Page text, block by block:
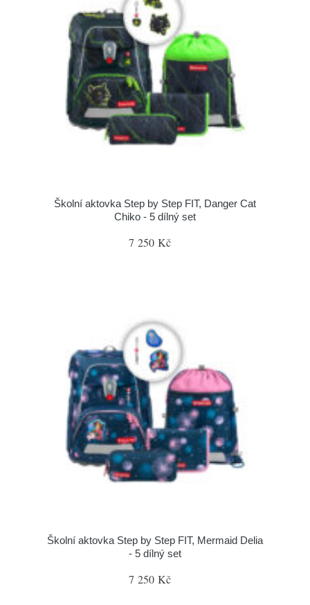
Školní aktovka Step by Step FIT, Danger Cat
Chiko - 5 dílný set
7 250 Kč
Školní aktovka Step by Step FIT, Mermaid Delia
- 5 dílný set
7 250 Kč